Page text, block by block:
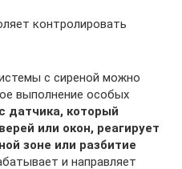
контролировать
с сиреной можно
выполнение особых
датчика, который
или окон, реагирует
зоне или разбитие
и направляет